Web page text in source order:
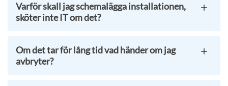
Varför skall jag schemalägga installationen,
sköter inte IT om det?
Om det tar för lång tid vad händer om jag
avbryter?